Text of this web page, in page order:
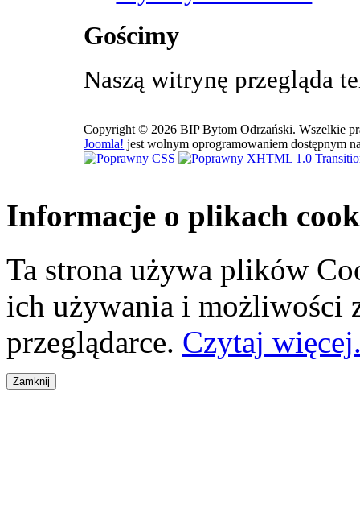
Gościmy
Naszą witrynę przegląda
Copyright © 2026 BIP Bytom Odrzański. Wszelkie
Joomla! jest wolnym oprogramowaniem dostępnym
Informacje o plikach
Ta strona używa plików
ich używania i możliwości
przeglądarce. Czytaj